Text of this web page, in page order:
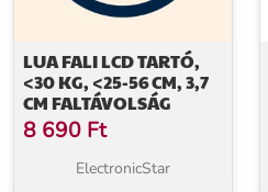
LUA FALI LCD TARTÓ,
<30 KG, <25-56 CM, 3,7
CM FALTÁVOLSÁG
8 690 Ft
ElectronicStar